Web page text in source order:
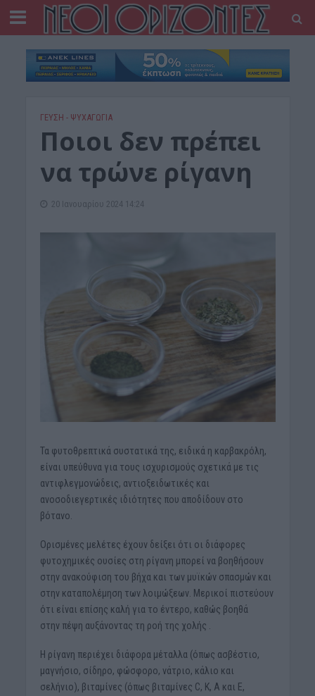
ΓΕΎΣΗ - ΨΥΧΑΓΩΓΊΑ
Ποιοι δεν πρέπει
να τρώνε ρίγανη
20 Ιανουαρίου 2024 14:24
Τα φυτοθρεπτικά συστατικά της, ειδικά η καρβακρόλη,
είναι υπεύθυνα για τους ισχυρισμούς σχετικά με τις
αντιφλεγμονώδεις, αντιοξειδωτικές και
ανοσοδιεγερτικές ιδιότητες που αποδίδουν στο
βότανο.
Ορισμένες μελέτες έχουν δείξει ότι οι διάφορες
φυτοχημικές ουσίες στη ρίγανη μπορεί να βοηθήσουν
στην ανακούφιση του βήχα και των μυϊκών σπασμών και
στην καταπολέμηση των λοιμώξεων. Μερικοί πιστεύουν
ότι είναι επίσης καλή για το έντερο, καθώς βοηθά
στην πέψη αυξάνοντας τη ροή της χολής .
Η ρίγανη περιέχει διάφορα μέταλλα (όπως ασβέστιο,
μαγνήσιο, σίδηρο, φώσφορο, νάτριο, κάλιο και
σελήνιο), βιταμίνες (όπως βιταμίνες C, K, A και E,